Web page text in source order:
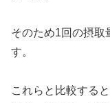
そのため1回の摂取
す。
これらと比較する